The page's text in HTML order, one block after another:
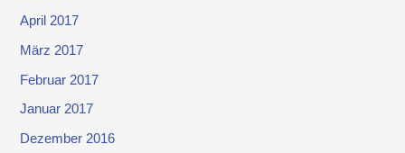
April 2017
März 2017
Februar 2017
Januar 2017
Dezember 2016